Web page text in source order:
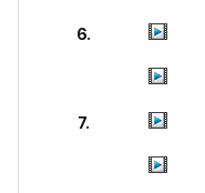
6.
7.